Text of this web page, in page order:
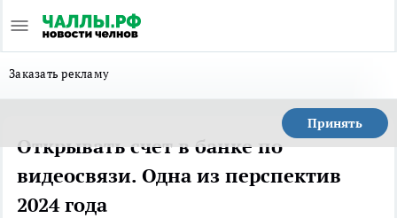
Заказать рекламу
Принять
Открывать счет в банке по
видеосвязи. Одна из перспектив
2024 года